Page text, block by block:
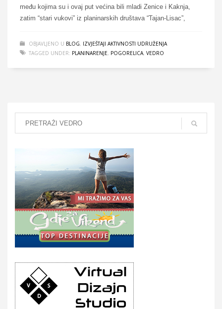
među kojima su i ovaj put većina bili mladi Zenice i Kaknja,
zatim “stari vukovi” iz planinarskih društava “Tajan-Lisac”,
OBJAVLJENO U BLOG, IZVJEŠTAJI AKTIVNOSTI UDRUŽENJA
TAGGED UNDER: PLANINARENJE, POGORELICA, VEDRO